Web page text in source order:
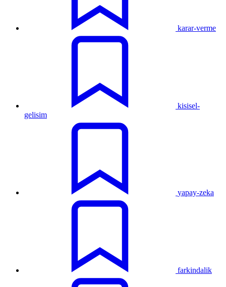
karar-verme
kisisel-
gelisim
yapay-zeka
farkindalik